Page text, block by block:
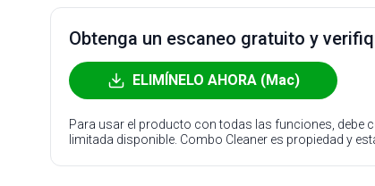
Obtenga un escaneo gratuito y
ELIMÍNELO AHORA (Mac)
Para usar el producto con todas las funciones, debe
limitada disponible. Combo Cleaner es propiedad y